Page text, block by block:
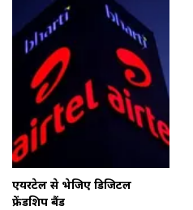
एयरटेल से भेजिए डिजिटल
फ्रेंडशिप बैंड